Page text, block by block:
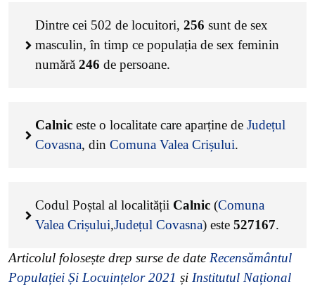
Dintre cei 502 de locuitori, 256 sunt de sex
masculin, în timp ce populația de sex feminin
numără 246 de persoane.
Calnic este o localitate care aparține de Județul
Covasna, din Comuna Valea Crișului.
Codul Poștal al localității Calnic (Comuna
Valea Crișului,Județul Covasna) este 527167.
Articolul folosește drep surse de date Recensământul
Populației Și Locuințelor 2021 și Institutul Național